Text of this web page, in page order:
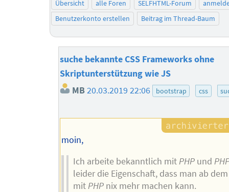
Übersicht alle Foren SELFHTML-Forum
Benutzerkonto erstellen
Beitrag im Thread-Baum
suche bekannte CSS Frameworks ohne
Skriptunterstützung wie JS
MB20.03.2019 22:06 bootstrap css
moin,
Ich arbeite bekanntlich mitPHPund
leider die Eigenschaft, dass man ab
mitPHPnix mehr machen kann.